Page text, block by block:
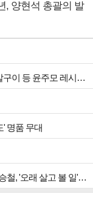
, 양현석 총괄의 발
'편스토랑' 이찬원, 황태해장국·무생채·양념 목살구이 등 윤주모 레시피 섭렵
명품 무대
'유퀴즈' 이은결·임봉근 할머니&임다운 작가·이승철, '오래 살고 볼 일' 특집 출격